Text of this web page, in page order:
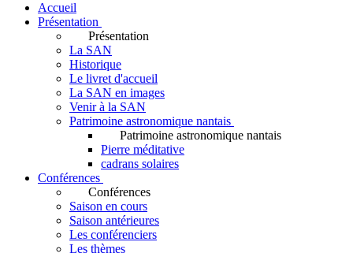
Accueil
Présentation
Présentation
La SAN
Historique
Le livret d'accueil
La SAN en images
Venir à la SAN
Patrimoine astronomique nantais
Patrimoine astronomique nantais
Pierre méditative
cadrans solaires
Conférences
Conférences
Saison en cours
Saison antérieures
Les conférenciers
Les thèmes